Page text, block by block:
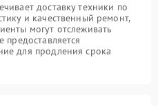
доставку техники по
и качественный ремонт,
могут отслеживать
предоставляется
для продления срока